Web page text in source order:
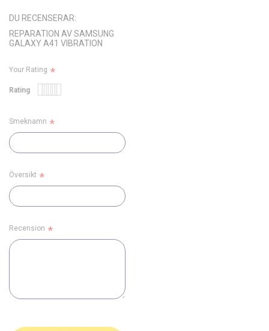
DU RECENSERAR:
REPARATION AV SAMSUNG
GALAXY A41 VIBRATION
Your Rating
Rating
star
stars
stars
stars
stars
Smeknamn
Översikt
Recension